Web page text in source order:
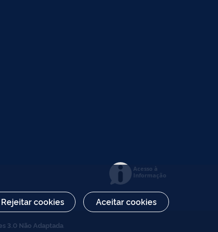
Acesso à
Informação
3.0 Não Adaptada
Rejeitar cookies Aceitar cookies